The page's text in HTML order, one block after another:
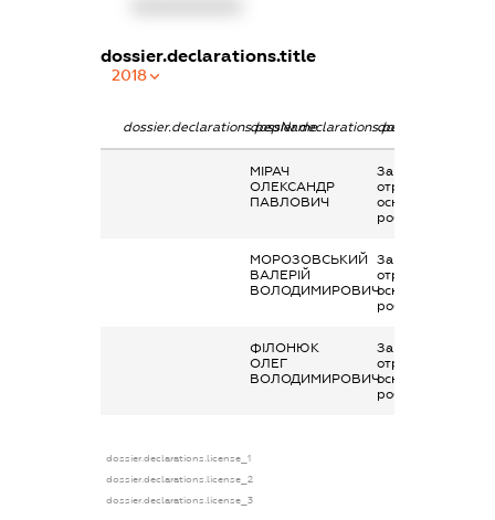
dossier.declarations.title
2018
dossier.declarations.pepNamedossier.declarations.personName
МІРАЧ
ОЛЕКСАНДР
ПАВЛОВИЧ
Заробітна плата
отримана за
основним місцем
роботи
МОРОЗОВСЬКИЙ
ВАЛЕРІЙ
ВОЛОДИМИРОВИЧ
Заробітна плата
отримана за
основним місцем
роботи
ФІЛОНЮК
ОЛЕГ
ВОЛОДИМИРОВИЧ
Заробітна плата
отримана за
основним місцем
роботи
dossier.declarations.license_1
dossier.declarations.license_2
dossier.declarations.license_3